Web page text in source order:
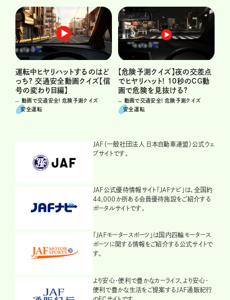
運転中ヒヤリハットするのはど
っち? 交通安全動画クイズ【信
号の変わり目編】
動画で交通安全! 危険予測クイズ
安全運転
【危険予測クイズ】夜の交差点
でヒヤリハット! 10秒のCG動
画で危険を見抜ける?
動画で交通安全! 危険予測クイズ
安全運転
JAF（一般社団法人 日本自動車連盟）公式ウェ
ブサイトです。
JAF公式優待情報サイト「JAFナビ」は、全国約
44,000か所ある会員優待施設をご紹介する
ポータルサイトです。
「JAFモータースポーツ」は国内四輪モータース
ポーツに関する情報をご紹介する公式サイトで
す。
より安心・便利で豊かなカーライフ、より安心・
便利で豊かな生活をご提案するJAF通販紀行